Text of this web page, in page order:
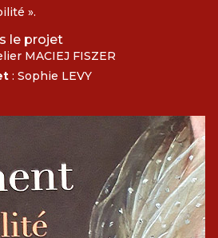
».
le projet
MACIEJ FISZER
: Sophie LEVY